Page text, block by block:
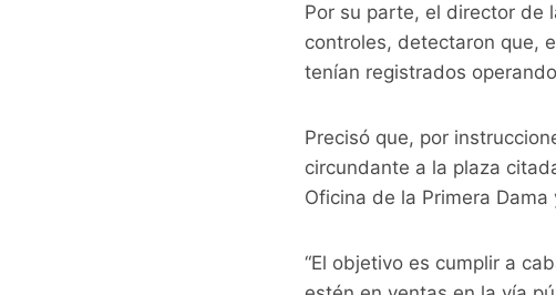
Por su parte, el director de
controles, detectaron que,
tenían registrados
Precisó que, por
circundante a la plaza
Oficina de la Primera Dama
“El objetivo es cumplir a